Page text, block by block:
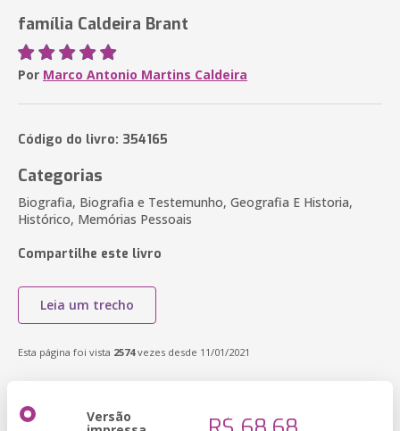
família Caldeira Brant
Por Marco Antonio Martins Caldeira
Código do livro: 354165
Categorias
Biografia, Biografia e Testemunho, Geografia E Historia,
Histórico, Memórias Pessoais
Compartilhe este livro
Leia um trecho
Esta página foi vista 2574vezes desde 11/01/2021
Versão